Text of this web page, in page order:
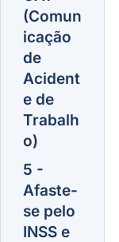
(Comun
icação
de
Acident
e de
Trabalh
o)
5 -
Afaste-
se pelo
INSS e